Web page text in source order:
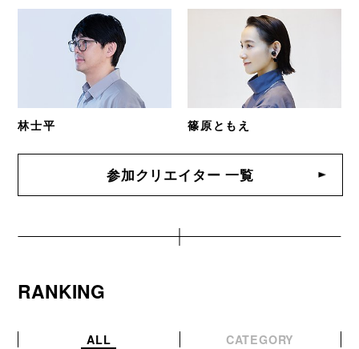
林士平 篠原ともえ
参加クリエイター 一覧
RANKING
ALL CATEGORY